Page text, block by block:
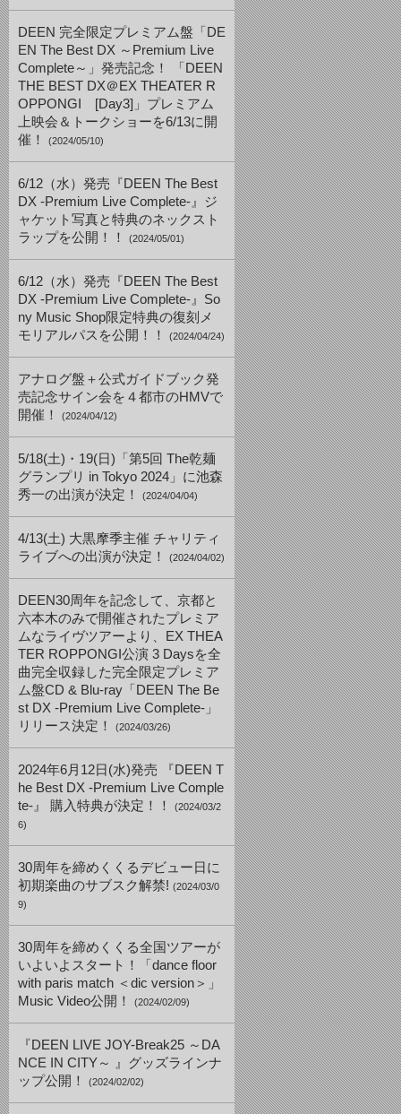
DEEN 完全限定プレミアム盤「DE
EN The Best DX ～Premium Live
Complete～」発売記念！ 「DEEN
THE BEST DX＠EX THEATER R
OPPONGI [Day3]」プレミアム
上映会＆トークショーを6/13に開
催！
(2024/05/10)
6/12（水）発売『DEEN The Best
DX -Premium Live Complete-』ジ
ャケット写真と特典のネックスト
ラップを公開！！
(2024/05/01)
6/12（水）発売『DEEN The Best
DX -Premium Live Complete-』So
ny Music Shop限定特典の復刻メ
モリアルパスを公開！！
(2024/04/24)
アナログ盤＋公式ガイドブック発
売記念サイン会を４都市のHMVで
開催！
(2024/04/12)
5/18(土)・19(日)「第5回 The乾麺
グランプリ in Tokyo 2024」に池森
秀一の出演が決定！
(2024/04/04)
4/13(土) 大黒摩季主催 チャリティ
ライブへの出演が決定！
(2024/04/02)
DEEN30周年を記念して、京都と
六本木のみで開催されたプレミア
ムなライヴツアーより、EX THEA
TER ROPPONGI公演 3 Daysを全
曲完全収録した完全限定プレミア
ム盤CD & Blu-ray「DEEN The Be
st DX -Premium Live Complete-」
リリース決定！
(2024/03/26)
2024年6月12日(水)発売 『DEEN T
he Best DX -Premium Live Comple
te-』 購入特典が決定！！
(2024/03/2
6)
30周年を締めくくるデビュー日に
初期楽曲のサブスク解禁! (2024/03/0
9)
30周年を締めくくる全国ツアーが
いよいよスタート！「dance floor
with paris match ＜dic version＞」
Music Video公開！
(2024/02/09)
『DEEN LIVE JOY-Break25 ～DA
NCE IN CITY～ 』グッズラインナ
ップ公開！
(2024/02/02)